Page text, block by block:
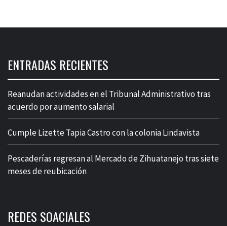
ENTRADAS RECIENTES
Reanudan actividades en el Tribunal Administrativo tras
acuerdo por aumento salarial
Cumple Lizette Tapia Castro con la colonia Lindavista
Pescaderías regresan al Mercado de Zihuatanejo tras siete
meses de reubicación
REDES SOACIALES